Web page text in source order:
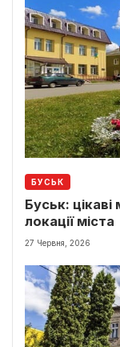
БУСЬК
Буськ: цікаві
локації міста
27 Червня, 2026